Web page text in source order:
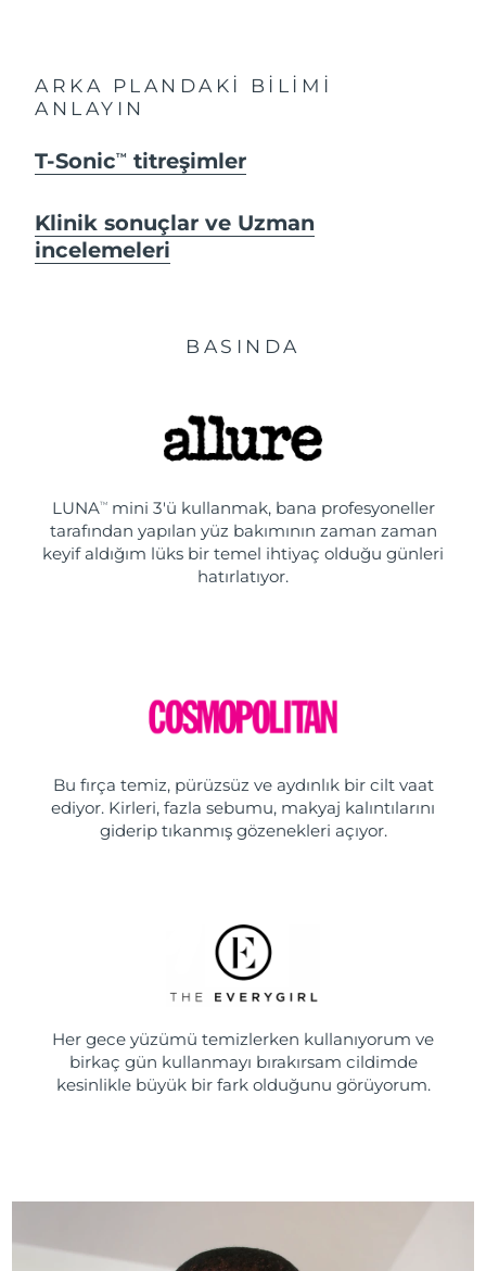
ARKA PLANDAKİ BİLİMİ
ANLAYIN
T-SonicTM titreşimler
Klinik sonuçlar ve Uzman
incelemeleri
BASINDA
LUNATMmini 3'ü kullanmak, bana profesyoneller
tarafından yapılan yüz bakımının zaman zaman
keyif aldığım lüks bir temel ihtiyaç olduğu günleri
hatırlatıyor.
Bu fırça temiz, pürüzsüz ve aydınlık bir cilt vaat
ediyor. Kirleri, fazla sebumu, makyaj kalıntılarını
giderip tıkanmış gözenekleri açıyor.
Her gece yüzümü temizlerken kullanıyorum ve
birkaç gün kullanmayı bırakırsam cildimde
kesinlikle büyük bir fark olduğunu görüyorum.